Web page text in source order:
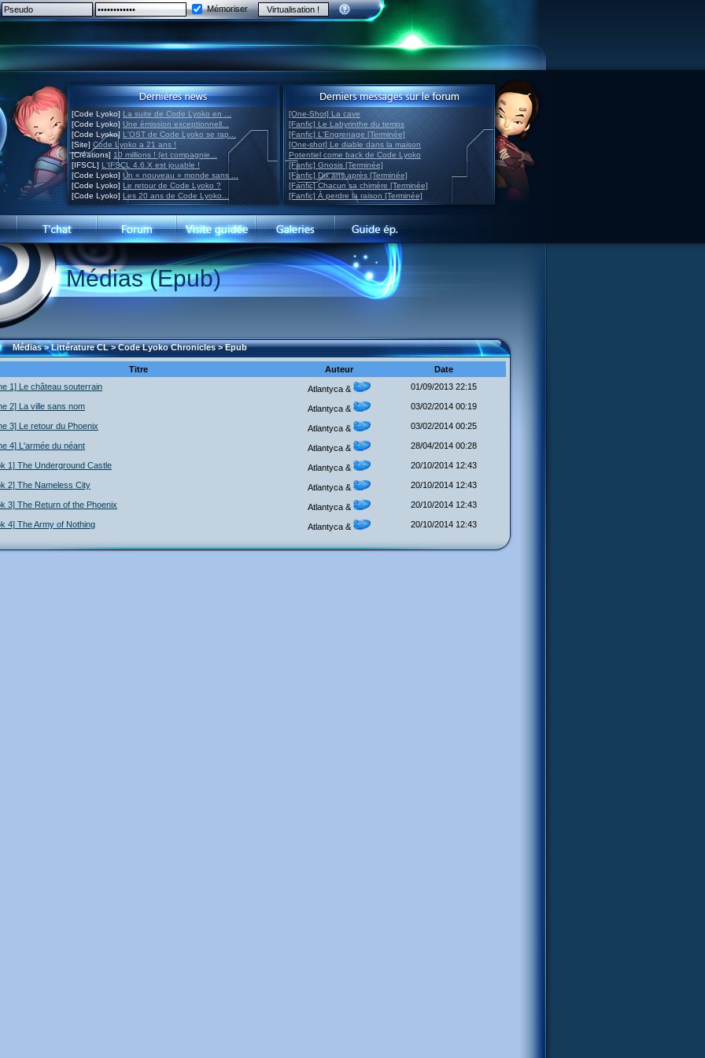
Mémoriser
[Code Lyoko] La suite de Code Lyoko en ...
[Code Lyoko] Une émission exceptionnell...
[Code Lyoko] L'OST de Code Lyoko se rap...
[Site] Code Lyoko a 21 ans !
[Créations] 10 millions ! (et compagnie...
[IFSCL] L'IFSCL 4.6.X est jouable !
[Code Lyoko] Un « nouveau » monde sans ...
[Code Lyoko] Le retour de Code Lyoko ?
[Code Lyoko] Les 20 ans de Code Lyoko...
[One-Shot] La cave
[Fanfic] Le Labyrinthe du temps
[Fanfic] L'Engrenage [Terminée]
[One-shot] Le diable dans la maison
Potentiel come back de Code Lyoko
[Fanfic] Gnosis [Terminée]
[Fanfic] Dix ans après [Terminée]
[Fanfic] Chacun sa chimère [Terminée]
[Fanfic] À perdre la raison [Terminée]
Médias (Epub)
Médias>Littérature CL>Code Lyoko Chronicles>Epub
Titre Auteur
Date
1] Le château souterrain
Atlantyca & 01/09/2013 22:15
2] La ville sans nom Atlantyca & 03/02/2014 00:19
3] Le retour du Phoenix Atlantyca & 03/02/2014 00:25
4] L'armée du néant Atlantyca & 28/04/2014 00:28
1] The Underground Castle Atlantyca & 20/10/2014 12:43
2] The Nameless City Atlantyca & 20/10/2014 12:43
3] The Return of the Phoenix Atlantyca & 20/10/2014 12:43
4] The Army of Nothing Atlantyca & 20/10/2014 12:43